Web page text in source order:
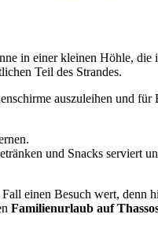
in einer kleinen Höhle, die
Teil des Strandes.
auszuleihen und
und Snacks serviert
einen Besuch wert, denn
Familienurlaub auf